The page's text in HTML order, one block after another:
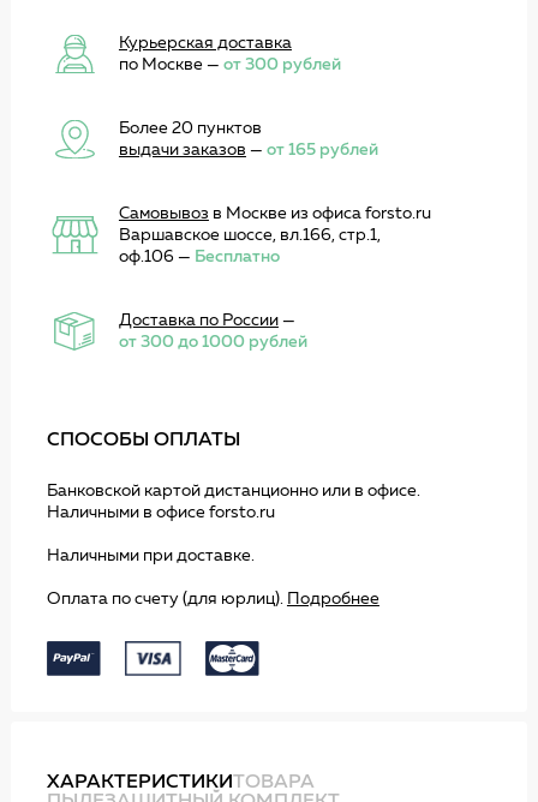
Курьерская доставка
по Москве — от 300 рублей
Более 20 пунктов
выдачи заказов — от 165 рублей
Самовывоз в Москве из офиса forsto.ru
Варшавское шоссе, вл.166, стр.1,
оф.106 — Бесплатно
Доставка по России—
от 300 до 1000 рублей
СПОСОБЫ ОПЛАТЫ
Банковской картой дистанционно или в офисе.
Наличными в офисе forsto.ru
Наличными при доставке.
Оплата по счету (для юрлиц). Подробнее
ХАРАКТЕРИСТИКИТОВАРА